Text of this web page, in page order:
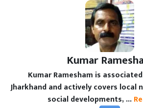
Kumar
Kumar Ramesham is
Jharkhand and actively covers local
social developments, ...